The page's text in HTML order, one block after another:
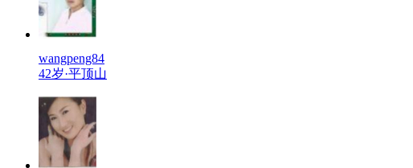
wangpeng84
42岁·平顶山